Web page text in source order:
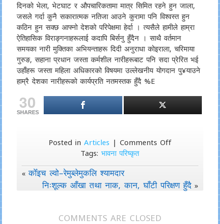
दिनको भेला, भेटघाट र औपचारिकतामा मात्र सिमित रहने हुन जाला,
जसले गर्दा कुनै सकारात्मक नतिजा आउने कुरामा पनि विश्वस्त हुन
कठिन हुन सक्छ आफ्नो देशको परिपेक्षमा हेर्दा । त्यसैले हामीले हाम्रा
ऐतिहासिक विराङ्गनाहरूलाई कदापि बिर्सनु हुँदैन । साथै वर्तमान
समयका नारी मुक्तिका अभियन्ताहरू दिदी अनुराधा कोइराला, चरिमाया
गुरुङ, सहाना प्रधान जस्ता कर्मशील नारीहरूबाट पनि सदा प्रेरित भई
उहाँहरू जस्ता महिला अधिकारको विषयमा उल्लेखनीय योगदान पु¥याउने
हाम्रै देशका नारीहरूको कार्यप्रति नतमस्तक हुँदै %E
30
SHARES
Posted in Articles | Comments Offon
नारी
–
Tags:भावना परिष्कृत
«कोँइच ल्वो–रेमुब्लेमुकलि श्यामदार
निःशूल्क आँखा तथा नाक, कान, घाँटी परिक्षण हुँदै »
COMMENTS ARE CLOSED